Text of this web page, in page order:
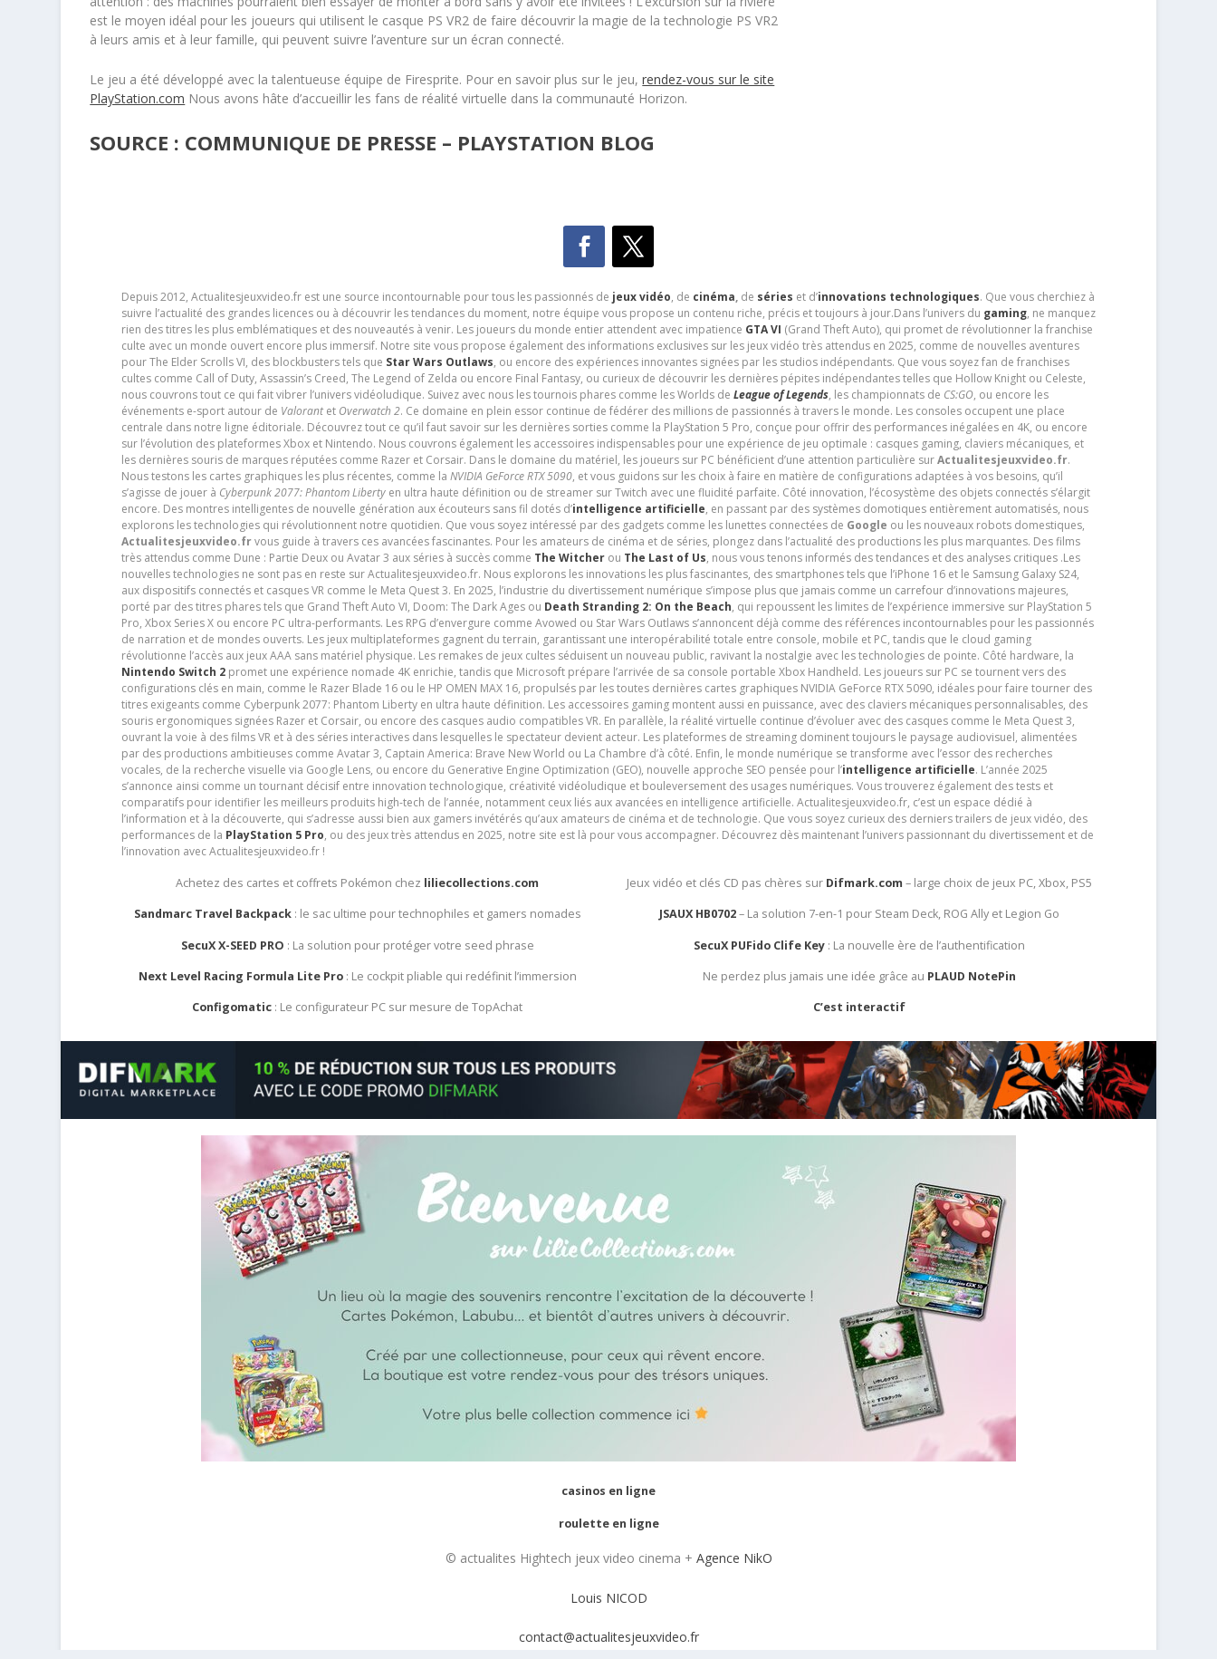
est le moyen idéal pour les joueurs qui utilisent le casque PS VR2 de faire découvrir la magie de la technologie PS VR2
à leurs amis et à leur famille, qui peuvent suivre l’aventure sur un écran connecté.
Le jeu a été développé avec la talentueuse équipe de Firesprite. Pour en savoir plus sur le jeu,rendez-vous sur le site
PlayStation.com Nous avons hâte d’accueillir les fans de réalité virtuelle dans la communauté Horizon.
SOURCE : COMMUNIQUE DE PRESSE – PLAYSTATION BLOG
Depuis 2012, Actualitesjeuxvideo.fr est une source incontournable pour tous les passionnés de jeux vidéo, de cinéma,de séries et d’innovations technologiques. Que vous cherchiez à
suivre l’actualité des grandes licences ou à découvrir les tendances du moment, notre équipe vous propose un contenu riche, précis et toujours à jour.Dans l’univers du gaming, ne manquez
rien des titres les plus emblématiques et des nouveautés à venir. Les joueurs du monde entier attendent avec impatience GTA VI (Grand Theft Auto), qui promet de révolutionner la franchise
culte avec un monde ouvert encore plus immersif. Notre site vous propose également des informations exclusives sur les jeux vidéo très attendus en 2025, comme de nouvelles aventures
pour The Elder Scrolls VI, des blockbusters tels que Star Wars Outlaws, ou encore des expériences innovantes signées par les studios indépendants. Que vous soyez fan de franchises
cultes comme Call of Duty, Assassin’s Creed, The Legend of Zelda ou encore Final Fantasy, ou curieux de découvrir les dernières pépites indépendantes telles que Hollow Knight ou Celeste,
nous couvrons tout ce qui fait vibrer l’univers vidéoludique. Suivez avec nous les tournois phares comme les Worlds de League of Legends, les championnats de CS:GO, ou encore les
événements e-sport autour de Valorantet Overwatch 2. Ce domaine en plein essor continue de fédérer des millions de passionnés à travers le monde. Les consoles occupent une place
centrale dans notre ligne éditoriale. Découvrez tout ce qu’il faut savoir sur les dernières sorties comme la PlayStation 5 Pro, conçue pour offrir des performances inégalées en 4K, ou encore
sur l’évolution des plateformes Xbox et Nintendo. Nous couvrons également les accessoires indispensables pour une expérience de jeu optimale : casques gaming, claviers mécaniques, et
les dernières souris de marques réputées comme Razer et Corsair. Dans le domaine du matériel, les joueurs sur PC bénéficient d’une attention particulière surActualitesjeuxvideo.fr.
Nous testons les cartes graphiques les plus récentes, comme la NVIDIA GeForce RTX 5090, et vous guidons sur les choix à faire en matière de configurations adaptées à vos besoins, qu’il
s’agisse de jouer à Cyberpunk 2077: Phantom Libertyen ultra haute définition ou de streamer sur Twitch avec une fluidité parfaite. Côté innovation, l’écosystème des objets connectés s’élargit
encore. Des montres intelligentes de nouvelle génération aux écouteurs sans fil dotés d’intelligence artificielle, en passant par des systèmes domotiques entièrement automatisés, nous
explorons les technologies qui révolutionnent notre quotidien. Que vous soyez intéressé par des gadgets comme les lunettes connectées de Google ou les nouveaux robots domestiques,
Actualitesjeuxvideo.frvous guide à travers ces avancées fascinantes. Pour les amateurs de cinéma et de séries, plongez dans l’actualité des productions les plus marquantes. Des films
très attendus comme Dune : Partie Deux ou Avatar 3 aux séries à succès comme The Witcherou The Last of Us, nous vous tenons informés des tendances et des analyses critiques .Les
nouvelles technologies ne sont pas en reste sur Actualitesjeuxvideo.fr. Nous explorons les innovations les plus fascinantes, des smartphones tels que l’iPhone 16 et le Samsung Galaxy S24,
aux dispositifs connectés et casques VR comme le Meta Quest 3. En 2025, l’industrie du divertissement numérique s’impose plus que jamais comme un carrefour d’innovations majeures,
porté par des titres phares tels que Grand Theft Auto VI, Doom: The Dark Ages ou Death Stranding 2: On the Beach, qui repoussent les limites de l’expérience immersive sur PlayStation 5
Pro, Xbox Series X ou encore PC ultra-performants. Les RPG d’envergure comme Avowed ou Star Wars Outlaws s’annoncent déjà comme des références incontournables pour les passionnés
de narration et de mondes ouverts. Les jeux multiplateformes gagnent du terrain, garantissant une interopérabilité totale entre console, mobile et PC, tandis que le cloud gaming
révolutionne l’accès aux jeux AAA sans matériel physique. Les remakes de jeux cultes séduisent un nouveau public, ravivant la nostalgie avec les technologies de pointe. Côté hardware, la
Nintendo Switch 2promet une expérience nomade 4K enrichie, tandis que Microsoft prépare l’arrivée de sa console portable Xbox Handheld. Les joueurs sur PC se tournent vers des
configurations clés en main, comme le Razer Blade 16 ou le HP OMEN MAX 16, propulsés par les toutes dernières cartes graphiques NVIDIA GeForce RTX 5090, idéales pour faire tourner des
titres exigeants comme Cyberpunk 2077: Phantom Liberty en ultra haute définition. Les accessoires gaming montent aussi en puissance, avec des claviers mécaniques personnalisables, des
souris ergonomiques signées Razer et Corsair, ou encore des casques audio compatibles VR. En parallèle, la réalité virtuelle continue d’évoluer avec des casques comme le Meta Quest 3,
ouvrant la voie à des films VR et à des séries interactives dans lesquelles le spectateur devient acteur. Les plateformes de streaming dominent toujours le paysage audiovisuel, alimentées
par des productions ambitieuses comme Avatar 3, Captain America: Brave New World ou La Chambre d’à côté. Enfin, le monde numérique se transforme avec l’essor des recherches
vocales, de la recherche visuelle via Google Lens, ou encore du Generative Engine Optimization (GEO), nouvelle approche SEO pensée pour l’intelligence artificielle. L’année 2025
s’annonce ainsi comme un tournant décisif entre innovation technologique, créativité vidéoludique et bouleversement des usages numériques. Vous trouverez également des tests et
comparatifs pour identifier les meilleurs produits high-tech de l’année, notamment ceux liés aux avancées en intelligence artificielle. Actualitesjeuxvideo.fr, c’est un espace dédié à
l’information et à la découverte, qui s’adresse aussi bien aux gamers invétérés qu’aux amateurs de cinéma et de technologie. Que vous soyez curieux des derniers trailers de jeux vidéo, des
performances de la PlayStation 5 Pro, ou des jeux très attendus en 2025, notre site est là pour vous accompagner. Découvrez dès maintenant l’univers passionnant du divertissement et de
l’innovation avec Actualitesjeuxvideo.fr !
Achetez des cartes et coffrets Pokémon chez liliecollections.com
Sandmarc Travel Backpack: le sac ultime pour technophiles et gamers nomades
SecuX X-SEED PRO : La solution pour protéger votre seed phrase
Next Level Racing Formula Lite Pro: Le cockpit pliable qui redéfinit l’immersion
Configomatic : Le configurateur PC sur mesure de TopAchat
Jeux vidéo et clés CD pas chères sur Difmark.com – large choix de jeux PC, Xbox, PS5
JSAUX HB0702– La solution 7-en-1 pour Steam Deck, ROG Ally et Legion Go
SecuX PUFido Clife Key : La nouvelle ère de l’authentification
Ne perdez plus jamais une idée grâce au PLAUD NotePin
C’est interactif
casinos en ligne
roulette en ligne
© actualites Hightech jeux video cinema + Agence NikO
Louis NICOD
contact@actualitesjeuxvideo.fr